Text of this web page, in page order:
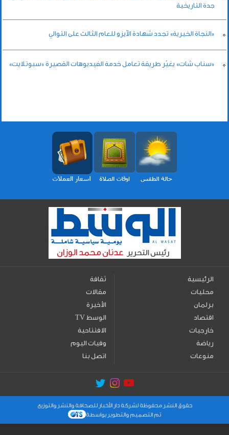
جدة التاريخية
«النجاة الخيرية» تجدد شهادة الآيزو للعام الثالث على التوالي
«سناب شات» يغيّر طريقة تعامل خدمة الفيديوهات القصيرة «سبوتلايت»
الرئيسية
محليات
برلمان
اقتصاد
خارجيات
رياضة
منوعات
ثقافة
مقالات
الأخيرة
TV الوسط
الافتتاحية
وفيات اليوم
اتصل بنا
حقوق النشر محفوظة لشركة دار الأخبار للصحافة والنشر والتوزيع
تم التصميم والتطوير بواسطة